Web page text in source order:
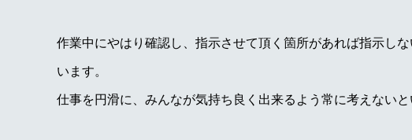
作業中にやはり確認し、指示させて頂く箇所があれば指示し
います。
仕事を円滑に、みんなが気持ち良く出来るよう常に考えない